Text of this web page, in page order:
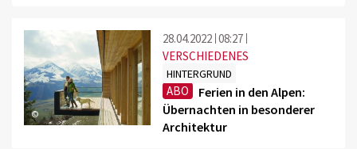
©
28.04.2022 08:27
VERSCHIEDENES
HINTERGRUND
ABO
Ferien in den Alpen:
Übernachten in besonderer
Architektur